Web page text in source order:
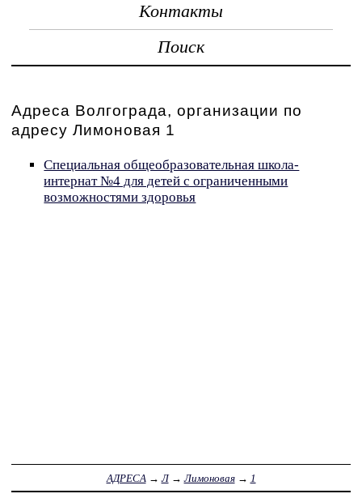
Контакты
Поиск
Адреса Волгограда, организации по
адресу Лимоновая 1
Специальная общеобразовательная школа-
интернат №4 для детей с ограниченными
возможностями здоровья
АДРЕСА →Л→Лимоновая→ 1